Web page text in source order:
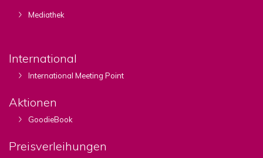
Mediathek
International
International Meeting Point
Aktionen
GoodieBook
Preisverleihungen